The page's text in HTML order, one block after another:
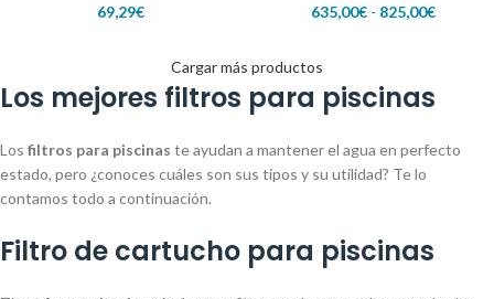
69,29€ 635,00€ - 825,00€
Cargar más productos
Los mejores filtros para piscinas
Los filtros para piscinas te ayudan a mantener el agua en perfecto
estado, pero ¿conoces cuáles son sus tipos y su utilidad? Te lo
contamos todo a continuación.
Filtro de cartucho para piscinas